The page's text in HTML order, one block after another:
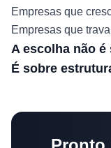
Empresas que
Empresas que
A escolha não
É sobre